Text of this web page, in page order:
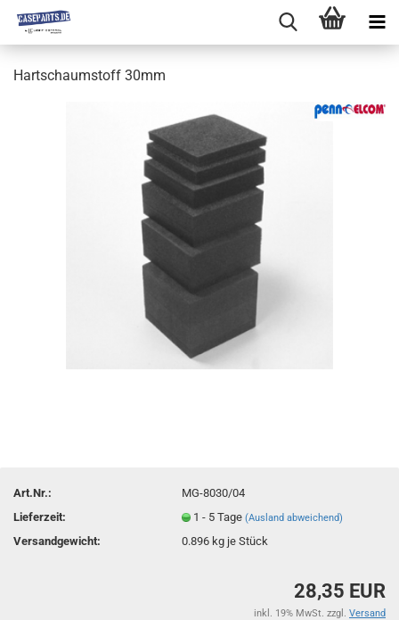
Hartschaumstoff 30mm
Art.Nr.:
MG-8030/04
Lieferzeit:
1 - 5 Tage(Ausland abweichend)
Versandgewicht: 0.896 kg je Stück
28,35 EUR
inkl. 19% MwSt. zzgl. Versand